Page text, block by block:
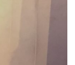
und